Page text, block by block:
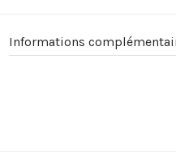
Informations